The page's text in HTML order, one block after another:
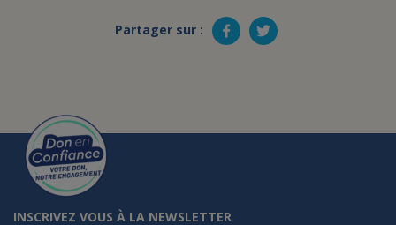
Partager sur :
INSCRIVEZ VOUS À LA NEWSLETTER